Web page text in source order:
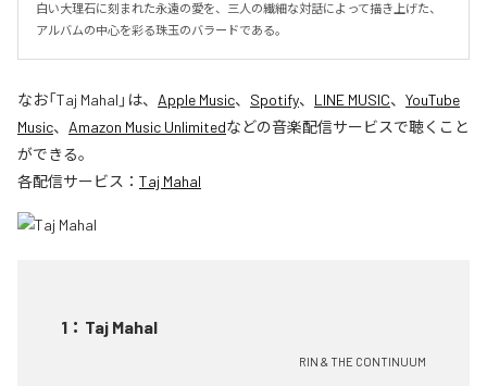
白い大理石に刻まれた永遠の愛を、三人の繊細な対話によって描き上げた、
アルバムの中心を彩る珠玉のバラードである。
なお「Taj Mahal 」は、 Apple Music、 Spotify、 LINE MUSIC、 YouTube
Music、 Amazon Music Unlimitedなどの音楽配信サービスで聴くこと
ができる。
各配信サービス： Taj Mahal
1 ： Taj Mahal
RIN & THE CONTINUUM